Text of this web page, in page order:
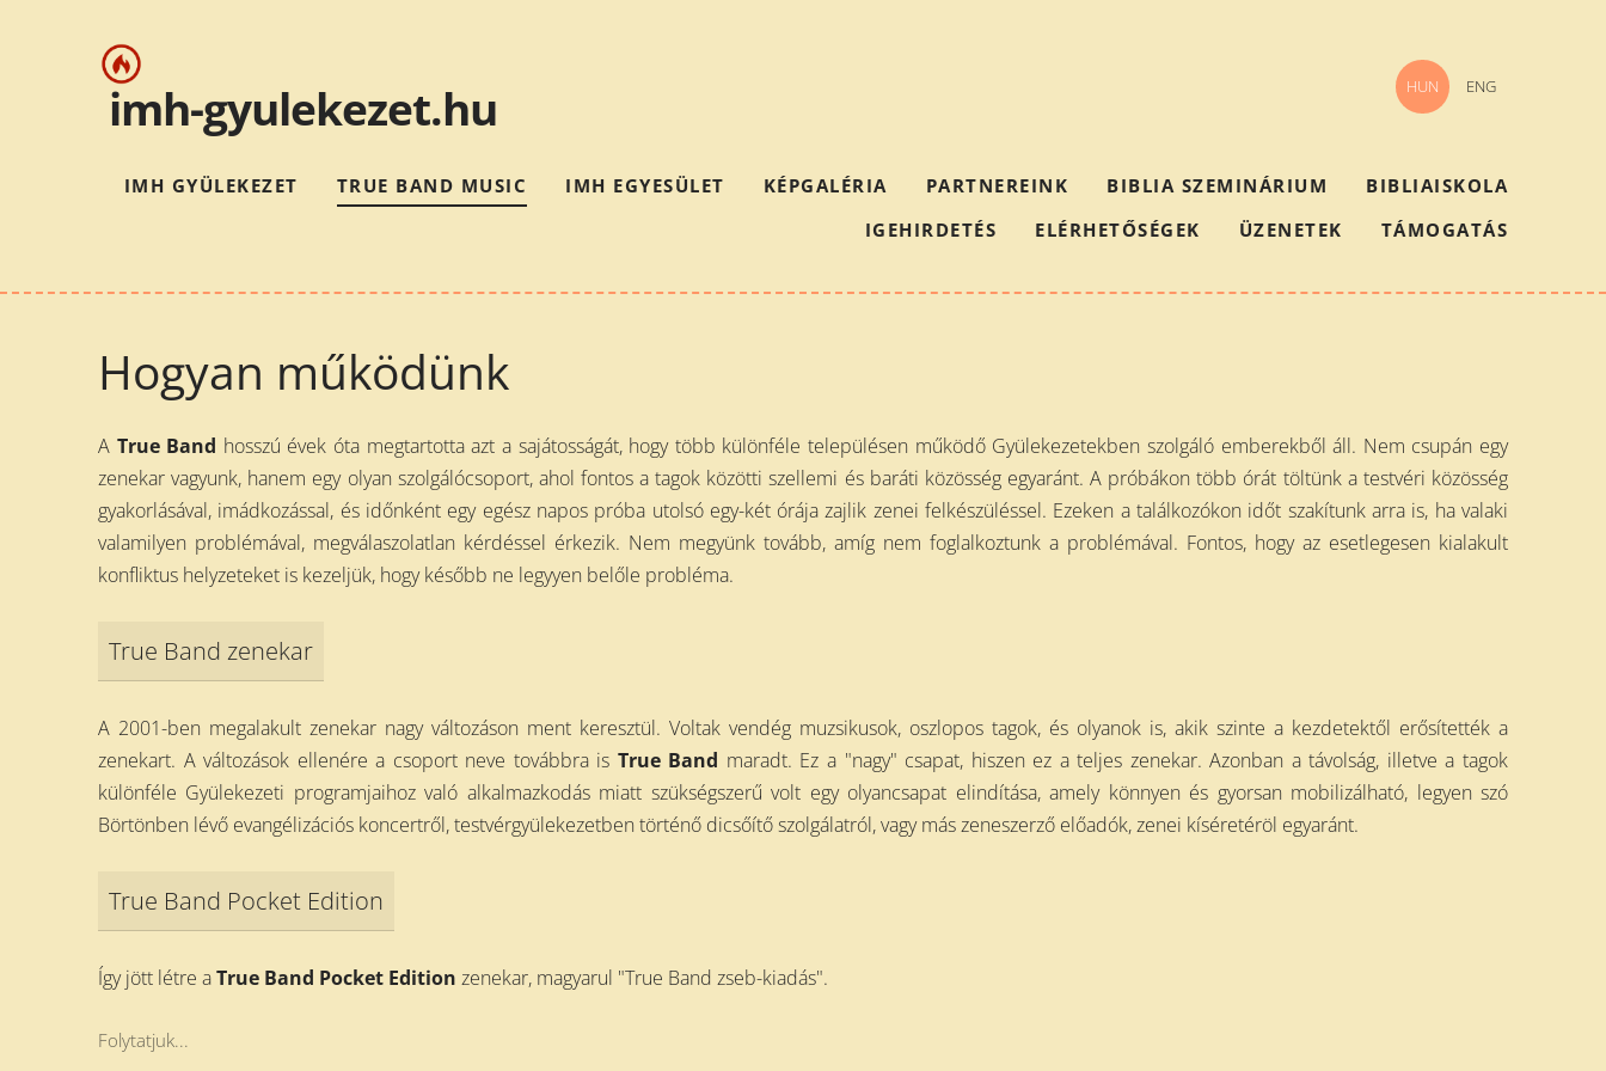
imh-gyulekezet.hu
IMH GYÜLEKEZET TRUE BAND MUSIC IMH EGYESÜLET KÉPGALÉRIA PARTNEREINK BIBLIA SZEMINÁRIUM
BIBLIAISKOLA
IGEHIRDETÉS
ELÉRHETŐSÉGEK ÜZENETEK TÁMOGATÁS
HUN ENG
Hogyan működünk
A True Band hosszú évek óta megtartotta azt a sajátosságát, hogy több különféle településen működő Gyülekezetekben szolgáló emberekből áll. Nem csupán egy
zenekar vagyunk, hanem egy olyan szolgálócsoport, ahol fontos a tagok közötti szellemi és baráti közösség egyaránt. A próbákon több órát töltünk a testvéri közösség
gyakorlásával, imádkozással, és időnként egy egész napos próba utolsó egy-két órája zajlik zenei felkészüléssel. Ezeken a találkozókon időt szakítunk arra is, ha valaki
valamilyen problémával, megválaszolatlan kérdéssel érkezik. Nem megyünk tovább, amíg nem foglalkoztunk a problémával. Fontos, hogy az esetlegesen kialakult
konfliktus helyzeteket is kezeljük, hogy később ne legyyen belőle probléma.
True Band zenekar
A 2001-ben megalakult zenekar nagy változáson ment keresztül. Voltak vendég muzsikusok, oszlopos tagok, és olyanok is, akik szinte a kezdetektől erősítették a
zenekart. A változások ellenére a csoport neve továbbra is True Band maradt. Ez a "nagy" csapat, hiszen ez a teljes zenekar. Azonban a távolság, illetve a tagok
különféle Gyülekezeti programjaihoz való alkalmazkodás miatt szükségszerű volt egy olyancsapat elindítása, amely könnyen és gyorsan mobilizálható, legyen szó
Börtönben lévő evangélizációs koncertről, testvérgyülekezetben történő dicsőítő szolgálatról, vagy más zeneszerző előadók, zenei kíséretéröl egyaránt.
True Band Pocket Edition
Így jött létre aTrue Band Pocket Edition zenekar, magyarul "True Band zseb-kiadás".
Folytatjuk...